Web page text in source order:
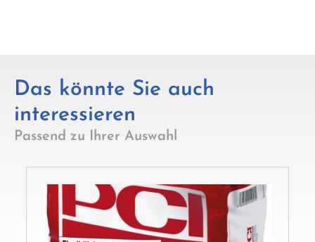
Das könnte Sie auch
interessieren